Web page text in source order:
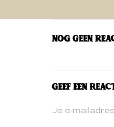
Nog geen
Geef een
Je e-